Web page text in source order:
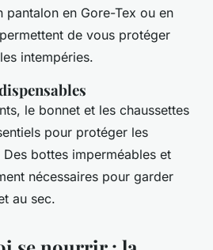
pantalon en Gore-Tex ou en
de vous protéger
intempéries.
le bonnet et les chaussettes
pour protéger les
bottes imperméables et
nécessaires pour garder
au sec.